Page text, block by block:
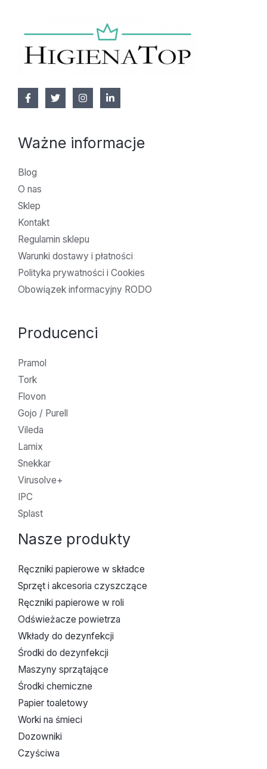
Ważne informacje
Blog
O nas
Sklep
Kontakt
Regulamin sklepu
Warunki dostawy i płatności
Polityka prywatności i Cookies
Obowiązek informacyjny RODO
Producenci
Pramol
Tork
Flovon
Gojo / Purell
Vileda
Lamix
Snekkar
Virusolve+
IPC
Splast
Nasze produkty
Ręczniki papierowe w składce
Sprzęt i akcesoria czyszczące
Ręczniki papierowe w roli
Odświeżacze powietrza
Wkłady do dezynfekcji
Środki do dezynfekcji
Maszyny sprzątające
Środki chemiczne
Papier toaletowy
Worki na śmieci
Dozowniki
Czyściwa